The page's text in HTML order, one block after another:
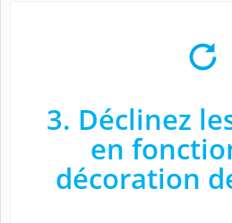
3. Déclinez
en
décoration